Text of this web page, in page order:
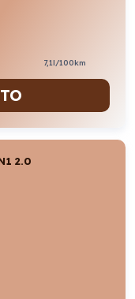
7,1l/100km
2.0